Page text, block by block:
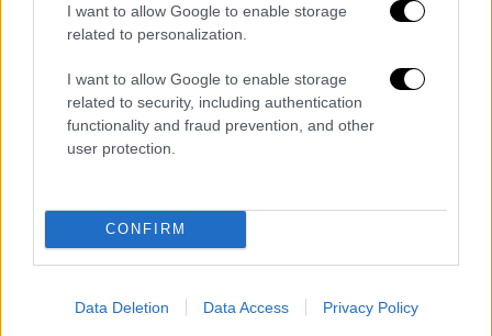
I want to allow Google to enable storage
related to personalization.
I want to allow Google to enable storage
related to security, including authentication
functionality and fraud prevention, and other
user protection.
CONFIRM
Data Deletion Data Access Privacy Policy
Ιταλία: έβλαψε την Ελλάδα όσο καμιά
άλλη – Ουδείς εγκληματίας πολέμου
τόπο μας